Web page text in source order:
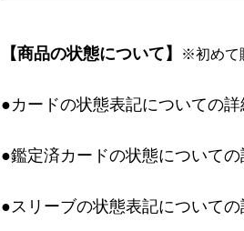
【商品の状態について】 ※初めて
●カードの状態表記についての詳
●鑑定済カードの状態についての
●スリーブの状態表記についての